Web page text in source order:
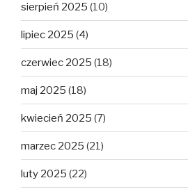
sierpień 2025 (10)
lipiec 2025 (4)
czerwiec 2025 (18)
maj 2025 (18)
kwiecień 2025 (7)
marzec 2025 (21)
luty 2025 (22)